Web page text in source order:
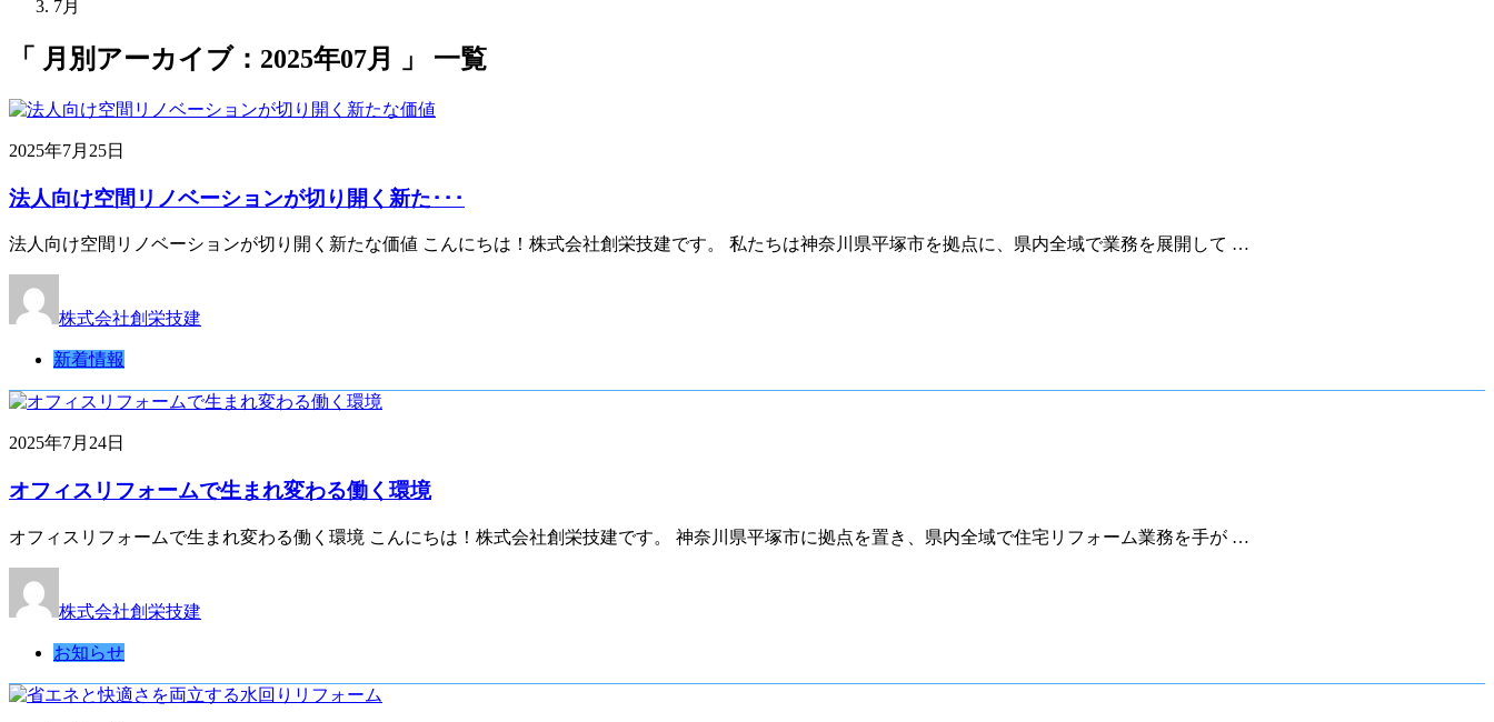
7月
「 月別アーカイブ：2025年07月 」 一覧
2025年7月25日
法人向け空間リノベーションが切り開く新た･･･
法人向け空間リノベーションが切り開く新たな価値 こんにちは！株式会社創栄技建です。 私たちは神奈川県平塚市を拠点に、県内全域で業務を展開して …
株式会社創栄技建
新着情報
2025年7月24日
オフィスリフォームで生まれ変わる働く環境
オフィスリフォームで生まれ変わる働く環境 こんにちは！株式会社創栄技建です。 神奈川県平塚市に拠点を置き、県内全域で住宅リフォーム業務を手が …
株式会社創栄技建
お知らせ